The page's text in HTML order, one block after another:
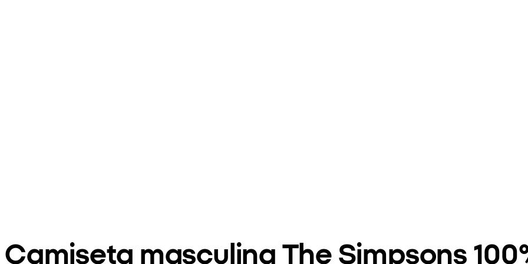
Camiseta masculina The Simpsons